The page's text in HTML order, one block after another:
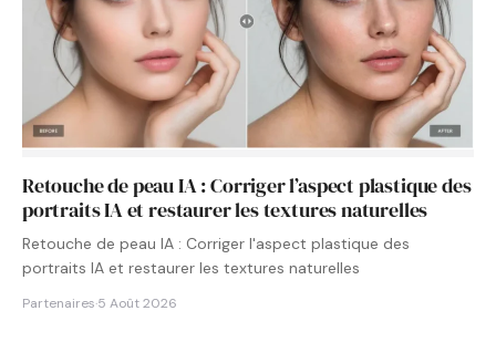
Retouche de peau IA : Corriger l’aspect plastique des
portraits IA et restaurer les textures naturelles
Retouche de peau IA : Corriger l'aspect plastique des
portraits IA et restaurer les textures naturelles
Partenaires·5 Août 2026